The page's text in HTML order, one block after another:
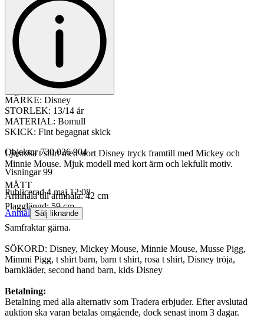
MÄRKE: Disney
STORLEK: 13/14 år
MATERIAL: Bomull
SKICK: Fint begagnat skick
Ljusrosa t shirt med stort Disney tryck framtill med Mickey och
Minnie Mouse. Mjuk modell med kort ärm och lekfullt motiv.
MÅTT
Armhåla till armhåla: 42 cm
Plagglängd: 59 cm
Samfraktar gärna.
SÖKORD: Disney, Mickey Mouse, Minnie Mouse, Musse Pigg,
Mimmi Pigg, t shirt barn, barn t shirt, rosa t shirt, Disney tröja,
barnkläder, second hand barn, kids Disney
Betalning:
Betalning med alla alternativ som Tradera erbjuder. Efter avslutad
auktion ska varan betalas omgående, dock senast inom 3 dagar.
Objektnr 730 026 904
Visningar 99
Publicerad 4 maj 12:08
Anmäl Sälj liknande